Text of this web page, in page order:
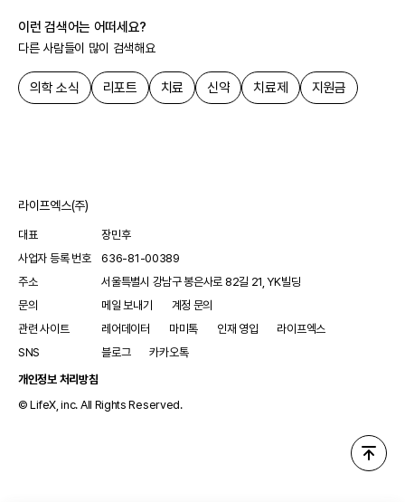
이런 검색어는 어떠세요?
다른 사람들이 많이 검색해요
의학 소식 리포트 치료 신약 치료제 지원금
라이프엑스(주)
대표
장민후
사업자 등록 번호
636-81-00389
주소
서울특별시 강남구 봉은사로 82길 21, YK빌딩
문의
메일 보내기
계정 문의
관련 사이트
레어데이터 마미톡 인재 영입
라이프엑스
SNS
블로그
카카오톡
개인정보 처리방침
© LifeX, inc. All Rights Reserved.